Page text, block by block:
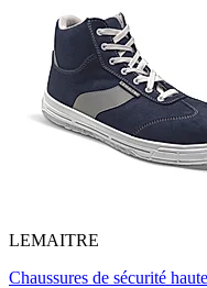
LEMAITRE
Chaussures de sécurité